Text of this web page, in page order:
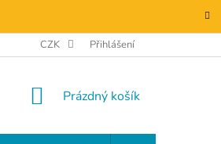
CZK Přihlášení
NÁKUPNÍ
Prázdný košík